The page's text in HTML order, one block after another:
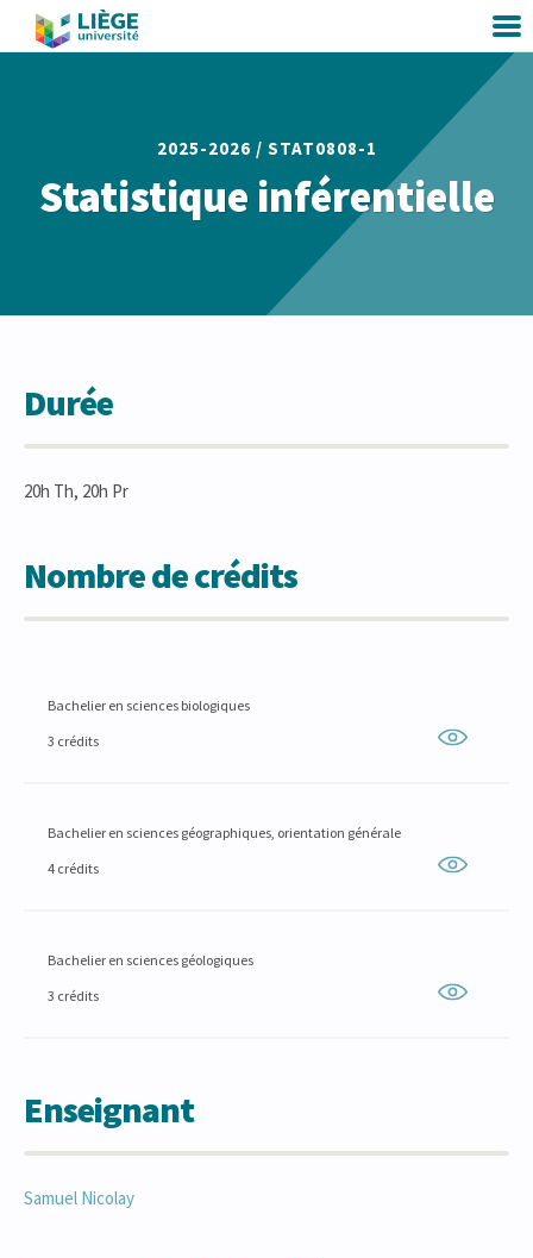
2025-2026 / STAT0808-1
Statistique inférentielle
Durée
20h Th, 20h Pr
Nombre de crédits
Bachelier en sciences biologiques
3 crédits
Bachelier en sciences géographiques, orientation générale
4 crédits
Bachelier en sciences géologiques
3 crédits
Enseignant
Samuel Nicolay